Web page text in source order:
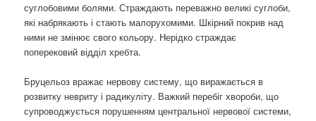
суглобовими болями. Страждають переважно великі суглоби,
які набрякають і стають малорухомими. Шкірний покрив над
ними не змінює свого кольору. Нерідко страждає
поперековий відділ хребта.
Бруцельоз вражає нервову систему, що виражається в
розвитку невриту і радикуліту. Важкий перебіг хвороби, що
супроводжується порушенням центральної нервової системи,